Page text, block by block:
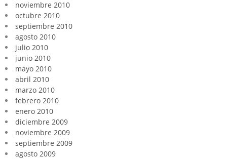
noviembre 2010
octubre 2010
septiembre 2010
agosto 2010
julio 2010
junio 2010
mayo 2010
abril 2010
marzo 2010
febrero 2010
enero 2010
diciembre 2009
noviembre 2009
septiembre 2009
agosto 2009